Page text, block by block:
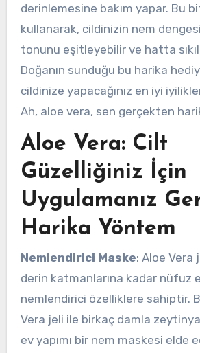
derinlemesine bakım yapar. Bu
kullanarak, cildinizin nem
tonunu eşitleyebilir ve hatta
Doğanın sunduğu bu harika
cildinize yapacağınız en iyi
Ah, aloe vera, sen gerçekten
Aloe Vera: Cilt
Güzelliğiniz İçin
Uygulamanız
Harika Yöntem
Nemlendirici Maske: Aloe Vera
derin katmanlarına kadar nüfuz
nemlendirici özelliklere sahiptir.
Vera jeli ile birkaç damla
ev yapımı bir nem maskesi elde